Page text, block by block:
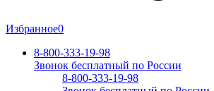
Избранное0
8-800-333-19-98
Звонок бесплатный по России
8-800-333-19-98